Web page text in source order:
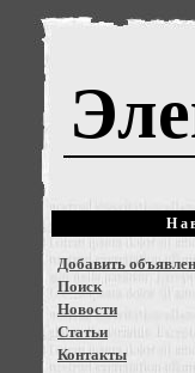
Добавить
Поиск
Новости
Статьи
Контакты